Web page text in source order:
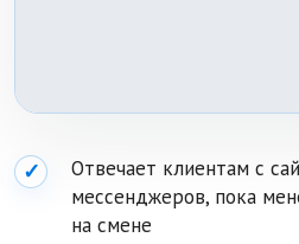
✓
Отвечает клиентам с
мессенджеров, пока
на смене